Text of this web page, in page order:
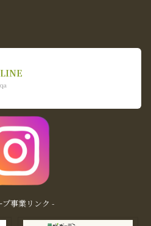
LINE
プ事業リンク -